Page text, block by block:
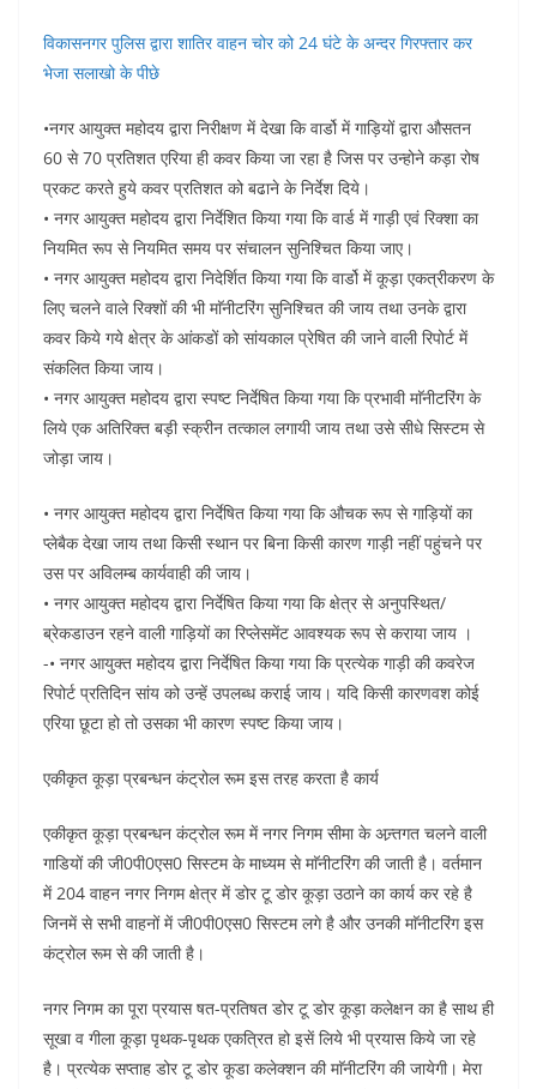
विकासनगर पुलिस द्वारा शातिर वाहन चोर को 24 घंटे के अन्दर गिरफ्तार कर
भेजा सलाखो के पीछे
•नगर आयुक्त महोदय द्वारा निरीक्षण में देखा कि वार्डो में गाड़ियों द्वारा औसतन
60 से 70 प्रतिशत एरिया ही कवर किया जा रहा है जिस पर उन्होने कड़ा रोष
प्रकट करते हुये कवर प्रतिशत को बढाने के निर्देश दिये।
• नगर आयुक्त महोदय द्वारा निर्देशित किया गया कि वार्ड में गाड़ी एवं रिक्शा का
नियमित रूप से नियमित समय पर संचालन सुनिश्चित किया जाए।
• नगर आयुक्त महोदय द्वारा निदेर्शित किया गया कि वार्डो में कूड़ा एकत्रीकरण के
लिए चलने वाले रिक्शों की भी माॅनीटरिंग सुनिश्चित की जाय तथा उनके द्वारा
कवर किये गये क्षेत्र के आंकडों को सांयकाल प्रेषित की जाने वाली रिपोर्ट में
संकलित किया जाय।
• नगर आयुक्त महोदय द्वारा स्पष्ट निर्देषित किया गया कि प्रभावी माॅनीटरिंग के
लिये एक अतिरिक्त बड़ी स्क्रीन तत्काल लगायी जाय तथा उसे सीधे सिस्टम से
जोड़ा जाय।
• नगर आयुक्त महोदय द्वारा निर्देषित किया गया कि औचक रूप से गाड़ियों का
प्लेबैक देखा जाय तथा किसी स्थान पर बिना किसी कारण गाड़ी नहीं पहुंचने पर
उस पर अविलम्ब कार्यवाही की जाय।
• नगर आयुक्त महोदय द्वारा निर्देषित किया गया कि क्षेत्र से अनुपस्थित/
ब्रेकडाउन रहने वाली गाड़ियों का रिप्लेसमेंट आवश्यक रूप से कराया जाय ।
-• नगर आयुक्त महोदय द्वारा निर्देषित किया गया कि प्रत्येक गाड़ी की कवरेज
रिपोर्ट प्रतिदिन सांय को उन्हें उपलब्ध कराई जाय। यदि किसी कारणवश कोई
एरिया छूटा हो तो उसका भी कारण स्पष्ट किया जाय।
एकीकृत कूड़ा प्रबन्धन कंट्रोल रूम इस तरह करता है कार्य
एकीकृत कूड़ा प्रबन्धन कंट्रोल रूम में नगर निगम सीमा के अन्र्तगत चलने वाली
गाडियों की जी0पी0एस0 सिस्टम के माध्यम से माॅनीटरिंग की जाती है। वर्तमान
में 204 वाहन नगर निगम क्षेत्र में डोर टू डोर कूड़ा उठाने का कार्य कर रहे है
जिनमें से सभी वाहनों में जी0पी0एस0 सिस्टम लगे है और उनकी माॅनीटरिंग इस
कंट्रोल रूम से की जाती है।
नगर निगम का पूरा प्रयास षत-प्रतिषत डोर टू डोर कूड़ा कलेक्षन का है साथ ही
सूखा व गीला कूड़ा पृथक-पृथक एकत्रित हो इसें लिये भी प्रयास किये जा रहे
है। प्रत्येक सप्ताह डोर टू डोर कूडा कलेक्शन की माॅनीटरिंग की जायेगी। मेरा